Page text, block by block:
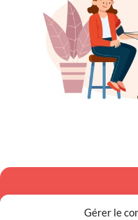
Gérer le
Newsletter